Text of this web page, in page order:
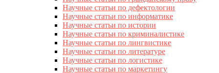
Научные статьи по дефектологии
Научные статьи по информатике
Научные статьи по истории
Научные статьи по криминалистике
Научные статьи по лингвистике
Научные статьи по литературе
Научные статьи по логистике
Научные статьи по маркетингу